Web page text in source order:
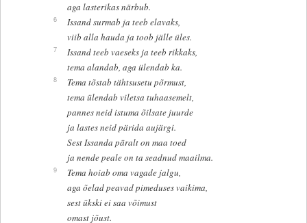
aga lasterikas närbub.
6
Issand surmab ja teeb elavaks,
viib alla hauda ja toob jälle üles.
7
Issand teeb vaeseks ja teeb rikkaks,
tema alandab, aga ülendab ka.
8
Tema tõstab tähtsusetu põrmust,
tema ülendab viletsa tuhaasemelt,
pannes neid istuma õilsate juurde
ja lastes neid pärida aujärgi.
Sest Issanda päralt on maa toed
ja nende peale on ta seadnud maailma.
9
Tema hoiab oma vagade jalgu,
aga õelad peavad pimeduses vaikima,
sest ükski ei saa võimust
omast jõust.